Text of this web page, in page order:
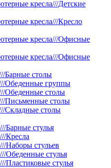
кресла///Детские
кресла///Кресло
кресла///Офисные
кресла///Офисные
Барные столы
Обеденные группы
Обеденные столы
Письменные столы
Складные столы
Барные стулья
Кресла
Наборы стульев
Обеденные стулья
Пластиковые стулья